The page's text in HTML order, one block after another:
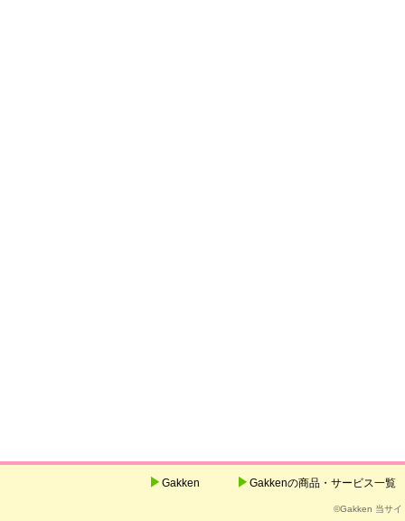
Gakken Gakkenの商品・サービス一覧
©Gakken 当サイ